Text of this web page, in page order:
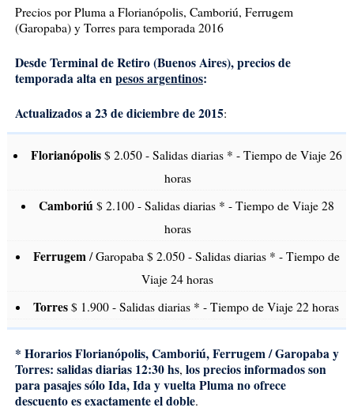
Precios por Pluma a Florianópolis, Camboriú, Ferrugem
(Garopaba) y Torres para temporada 2016
Desde Terminal de Retiro (Buenos Aires), precios de
temporada alta enpesos argentinos:
Actualizados a 23 de diciembre de 2015:
Florianópolis $ 2.050 - Salidas diarias * - Tiempo de Viaje 26
horas
Camboriú $ 2.100 - Salidas diarias * - Tiempo de Viaje 28
horas
Ferrugem / Garopaba $ 2.050 - Salidas diarias * - Tiempo de
Viaje 24 horas
Torres $ 1.900 - Salidas diarias * - Tiempo de Viaje 22 horas
* Horarios Florianópolis, Camboriú, Ferrugem / Garopaba y
Torres: salidas diarias 12:30 hs, los precios informados son
para pasajes sólo Ida, Ida y vuelta Pluma no ofrece
descuento es exactamente el doble.